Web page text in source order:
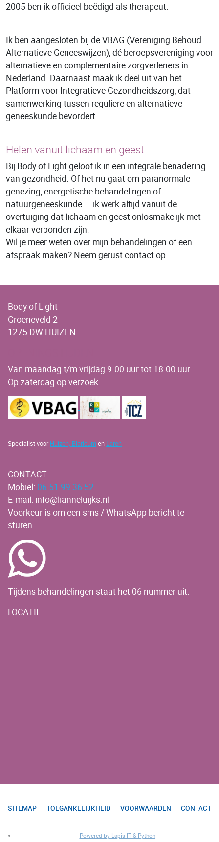
2005 ben ik officieel beëdigd als therapeut.
Ik ben aangesloten bij de VBAG (Vereniging Behoud
Alternatieve Geneeswijzen), dé beroepsvereniging voor
alternatieve en complementaire zorgverleners in
Nederland. Daarnaast maak ik deel uit van het
Platform voor Integratieve Gezondheidszorg, dat
samenwerking tussen reguliere en alternatieve
geneeskunde bevordert.
Helen vanuit lichaam en geest
Bij Body of Light geloof ik in een integrale benadering
van gezondheid. Of het nu gaat om paranormale
genezing, energetische behandelingen of
natuurgeneeskunde — ik werk altijd vanuit de
overtuiging dat lichaam en geest onlosmakelijk met
elkaar verbonden zijn.
Wil je meer weten over mijn behandelingen of een
afspraak maken? Neem gerust contact op.
Body of Light
Groeneveld 2
1275 DW HUIZEN
Van maandag t/m vrijdag 9.00 uur tot 18.00 uur.
Op zaterdag op verzoek
Specialist voor Huizen, Blaricumen Laren
CONTACT
Mobiel: 06 51 99 36 52
E-mail: info@lianneluijks.nl
Voorkeur is om een sms / WhatsApp bericht te
sturen.
Tijdens behandelingen staat het 06 nummer uit.
LOCATIE
SITEMAP TOEGANKELIJKHEID VOORWAARDEN CONTACT
Powered by Lapis IT & Python